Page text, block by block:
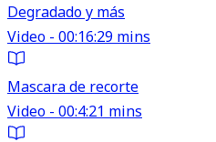
Degradado y más
Video - 00:16:29 mins
Mascara de recorte
Video - 00:4:21 mins